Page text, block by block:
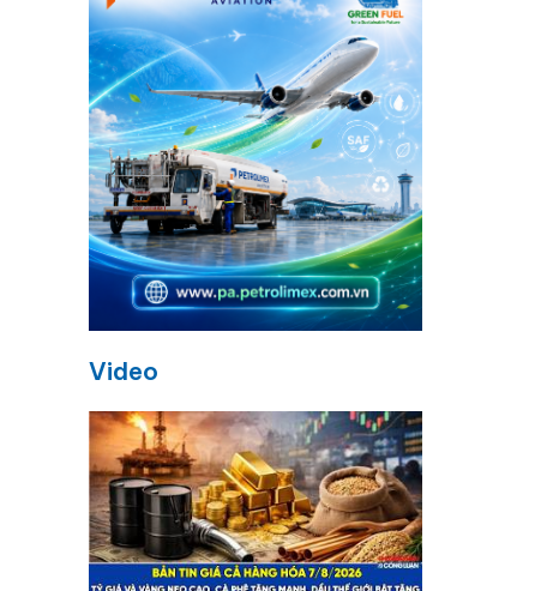
Video